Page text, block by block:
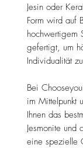
Jesin oder
Form wird auf
hochwertigem
gefertigt, um
Individualität
Bei
im Mittelpunkt
Ihnen das
Jesmonite
eine spezielle